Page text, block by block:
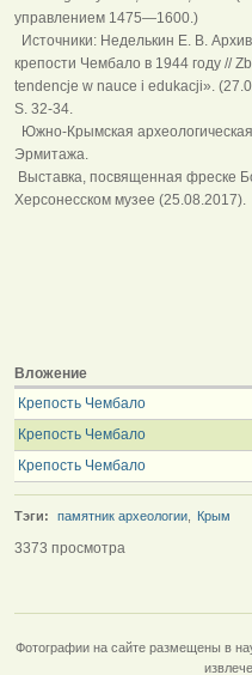
управлением 1475—1600.)
Источники: Неделькин Е. В.
крепости Чембало в 1944 году //
tendencje w nauce i edukacji».
S. 32-34.
Южно-Крымская
Эрмитажа.
Выставка, посвященная фреске
Херсонесском музее (25.08.2017).
Вложение
Крепость Чембало
Крепость Чембало
Крепость Чембало
Тэги: памятник археологии Крым
3373 просмотра
Фотографии на сайте размещены в